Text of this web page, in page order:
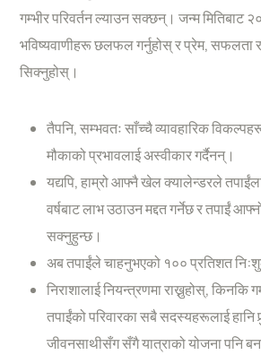
गम्भीर परिवर्तन ल्याउन सक्छन्। जन्म मितिबाट
भविष्यवाणीहरू छलफल गर्नुहोस् र प्रेम, सफलता र
सिक्नुहोस्।
तैपनि, सम्भवतः साँच्चै व्यावहारिक
मौकाको प्रभावलाई अस्वीकार गर्दैनन्।
यद्यपि, हाम्रो आफ्नै खेल क्यालेन्डरले
वर्षबाट लाभ उठाउन मद्दत गर्नेछ र तपाईं
सक्नुहुन्छ।
अब तपाईंले चाहनुभएको १०० प्रतिशत
निराशालाई नियन्त्रणमा राख्नुहोस्, किनकि
तपाईंको परिवारका सबै सदस्यहरूलाई हानि
जीवनसाथीसँग सँगै यात्राको योजना पनि